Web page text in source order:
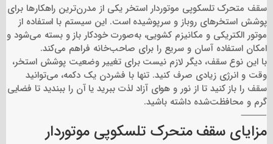
سقف متحرک تلسکوپی موتور‌دار استخر یکی از مدرن‌ترین راهکارها برای
پوشش استخرهای روباز و سرپوشیده است. این سیستم با استفاده از
موتور الکتریکی و مکانیزم کشویی، به‌صورت خودکار باز و بسته می‌شود و
امکان استفاده آسان و سریع را برای صاحب‌خانه فراهم می‌کند.
با این نوع سقف، دیگر لازم نیست برای تغییر وضعیت پوشش استخر،
وقت و انرژی زیادی صرف کنید. تنها با فشردن یک دکمه، می‌توانید
سقف را باز کنید تا از نور و هوای آزاد لذت ببرید یا آن را ببندید تا فضایی
گرم و محافظت‌شده داشته باشید.
⸻
مزایای سقف متحرک تلسکوپی موتور‌دار